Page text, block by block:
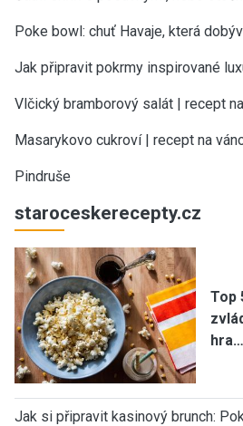
Poke bowl: chuť Havaje, která
Jak připravit pokrmy inspirované
Vlčický bramborový salát | recept
Masarykovo cukroví | recept na
Pindruše
staroceskerecepty.cz
Top
hra…
Jak si připravit kasinový brunch: